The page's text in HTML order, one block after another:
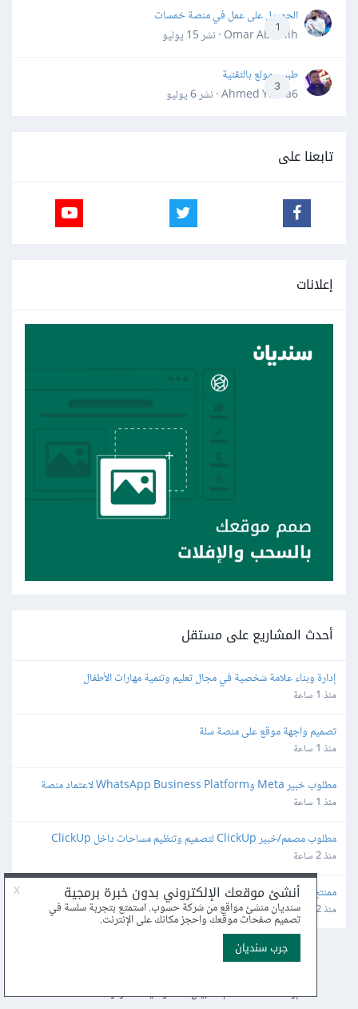
1
الحصول على عمل في منصة خمسات
Omar Abdallh · نشر
15 يوليو
3
طبيب مولع بالتقنية
Ahmed Yahia6 · نشر
6 يوليو
تابعنا على
إعلانات
أحدث المشاريع على مستقل
إدارة وبناء علامة شخصية في مجال تعليم وتنمية مهارات الأطفال
منذ 1 ساعة
تصميم واجهة موقع على منصة سلة
منذ 1 ساعة
واتساب
منذ 1 ساعة
مطلوب مصمم/خبير ClickUp لتصميم وتنظيم مساحات داخل ClickUp
منذ 2 ساعة
ممنتج لفيديوهات قيمينق
منذ 2 ساعة
إرشادات الاستخدام
بيان الخصوصية مركز المساعدة